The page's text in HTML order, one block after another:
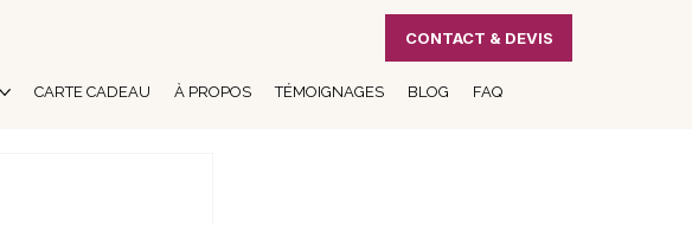
CONTACT & DEVIS
CARTE CADEAU À PROPOS TÉMOIGNAGES BLOG FAQ